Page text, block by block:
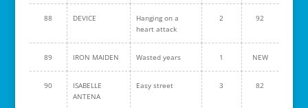
88 DEVICE
Hanging on a
heart attack
2 92
89 IRON MAIDEN Wasted years 1 NEW
90
ISABELLE
ANTENA
Easy street 3 82